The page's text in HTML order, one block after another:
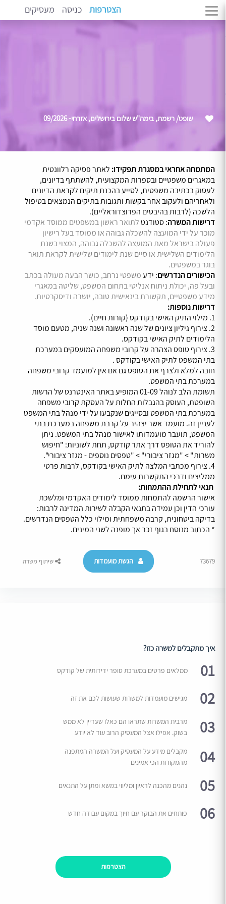
הצטרפות כניסה מעסיקים
שופט/ רשמת, בימה"ש שלום בירושלים, אזרחי- 09/2026
המתמחה אחראי במסגרת תפקידו: לאתר פסיקה רלוונטית
במאגרים משפטיים ובספרות המקצועית, להשתתף בדיונים,
לעסוק בכתיבה משפטית, לסייע בהכנת תיקים לקראת הדיונים
ולאחריהם ולעקוב אחר בקשות ותגובות בתיקים הנמצאים בטיפול
הלשכה (לרבות בהיבטים הפרוצדוראליים).
דרישות המשרה: סטודנטלתואר ראשון במשפטים ממוסד אקדמי
מוכר על ידי המועצה להשכלה גבוהה או ממוסד בעל רישיון
פעולה בישראל מאת המועצה להשכלה גבוהה, המצוי בשנת
הלימודים השלישית או סיים שנת לימודים שלישית לקראת תואר
בוגר במשפטים.
הכישורים הנדרשים: ידעמשפטי נרחב, כושר הבעה מעולה בכתב
ובעל פה, יכולת ניתוח אנליטי בתחום המשפט, שליטה במאגרי
מידע משפטיים, תקשורת בינאישית טובה, יושרה ודיסקרטיות.
דרישות נוספות:
1. מילוי התיק האישי בקודקס (קורות חיים).
2. צירוף גיליון ציונים של שנה ראשונה ושנה שניה, מטעם מוסד
הלימודים לתיק האישי בקודקס.
3. צירוף טופס הצהרה על קרובי משפחה המועסקים במערכת
בתי המשפט לתיק האישי בקודקס .
חובה למלא ולצרף את הטופס גם אם אין למועמד קרובי משפחה
במערכת בתי המשפט.
תשומת הלב לנוהל 01-09 המופיע באתר האינטרנט של הרשות
השופטת, העוסק בהגבלות החלות על העסקת קרובי משפחה
במערכת בתי המשפט ובסייגים שנקבעו על ידי מנהל בתי המשפט
לעניין זה. מועמד אשר יצהיר על קרבת משפחה במערכת בתי
המשפט, תועבר מועמדותו לאישור מנהל בתי המשפט. ניתן
להוריד את הטופס דרך אתר קודקס, תחת לשוניות: "חיפוש
משרות" > "מגזר ציבורי" > "טפסים נוספים - מגזר ציבורי".
4. צירוף מכתבי המלצה לתיק האישי בקודקס, לרבות פרטי
ממליצים ודרכי התקשרות עימם.
תנאי לתחילת ההתמחות:
אישור הרשמה להתמחות ממוסד לימודים האקדמי ומלשכת
עורכי הדין וכן עמידה בתנאי הקבלה לשירות המדינה לרבות:
בדיקה ביטחונית, קרבה משפחתית ומילוי כלל הטפסים הנדרשים.
* הכתוב מנוסח בגוף זכר אך מופנה לשני המינים.
73679 הגשת מועמדות שיתוף משרה
איך מתקבלים למשרה כזו?
01 ממלאים פרטים במערכת סופר ידידותית של קודקס
02 מגישים מועמדות למשרות שעושות לכם את זה
03
מרבית המשרות שתראו הם כאלו שעדיין לא ממש
בשוק. אפילו אצל המעסיק הרוב עוד לא יודע
04
מקבלים מידע על המעסיק ועל המשרה המתפנה
מהמקורות הכי אמינים
05 נהנים מהכנה לראיון ומליווי במשא ומתן על התנאים
06 פותחים את הבוקר עם חיוך במקום עבודה חדש
הצטרפות